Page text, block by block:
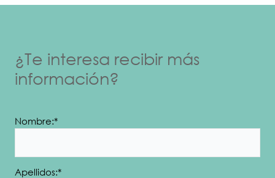
¿Te interesa recibir más
información?
Nombre:*
Apellidos:*